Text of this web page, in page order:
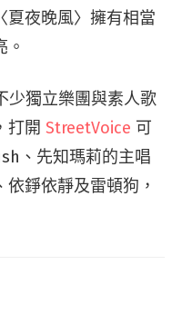
夏夜晚風〉擁有相當
少獨立樂團與素人歌
打開 StreetVoice 可
、先知瑪莉的主唱
錚依靜及雷頓狗，